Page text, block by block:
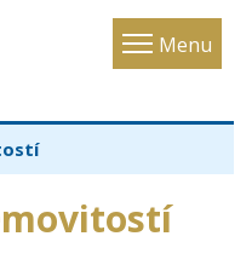
Menu
Toggle